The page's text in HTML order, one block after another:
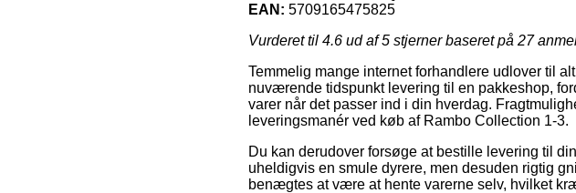
EAN: 5709165475825
Vurderet til 4.6 ud af 5 stjerner baseret på 27
Temmelig mange internet forhandlere udlover til
nuværende tidspunkt levering til en pakkeshop,
varer når det passer ind i din hverdag.
leveringsmanér ved køb af Rambo Collection 1-3.
Du kan derudover forsøge at bestille levering til
uheldigvis en smule dyrere, men desuden rigtig
benægtes at være at hente varerne selv, hvilket